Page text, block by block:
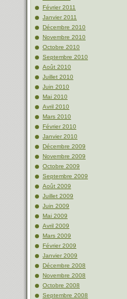
Février 2011
Janvier 2011
Décembre 2010
Novembre 2010
Octobre 2010
Septembre 2010
Août 2010
Juillet 2010
Juin 2010
Mai 2010
Avril 2010
Mars 2010
Février 2010
Janvier 2010
Décembre 2009
Novembre 2009
Octobre 2009
Septembre 2009
Août 2009
Juillet 2009
Juin 2009
Mai 2009
Avril 2009
Mars 2009
Février 2009
Janvier 2009
Décembre 2008
Novembre 2008
Octobre 2008
Septembre 2008